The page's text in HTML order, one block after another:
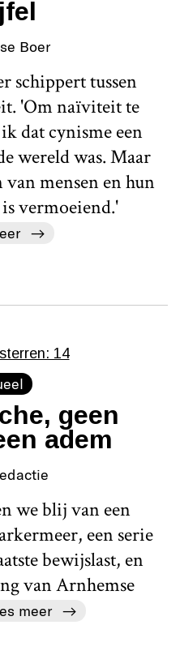
Boer
schippert tussen
'Om naïviteit te
dat cynisme een
wereld was. Maar
mensen en hun
vermoeiend.'
geen
adem
we blij van een
een serie
bewijslast, en
van Arnhemse
meer